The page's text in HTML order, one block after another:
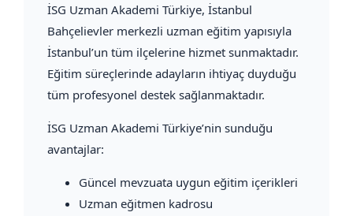
İSG Uzman Akademi Türkiye, İstanbul
Bahçelievler merkezli uzman eğitim yapısıyla
İstanbul’un tüm ilçelerine hizmet sunmaktadır.
Eğitim süreçlerinde adayların ihtiyaç duyduğu
tüm profesyonel destek sağlanmaktadır.
İSG Uzman Akademi Türkiye’nin sunduğu
avantajlar:
Güncel mevzuata uygun eğitim içerikleri
Uzman eğitmen kadrosu